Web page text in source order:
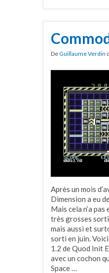
DeGuillaume Verdin
Après un mois
Dimension a eu
Mais cela n’a
très grosses
mais aussi et
sorti en juin.
1.2 de Quod Init
avec un cochon
Space …